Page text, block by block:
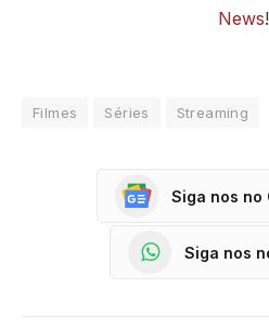
News!
Filmes Séries Streaming
Siga nos no
Siga nos